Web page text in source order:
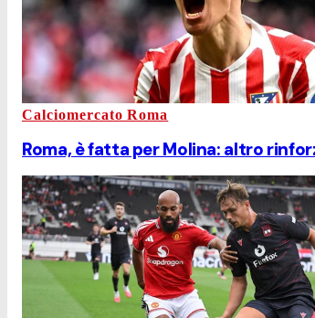
Calciomercato Roma
Roma, è fatta per Molina: altro